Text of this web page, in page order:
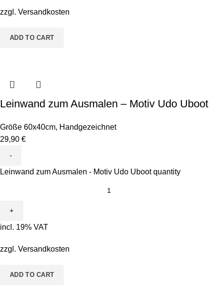
zzgl. Versandkosten
ADD TO CART
Leinwand zum Ausmalen – Motiv Udo Uboot
Größe 60x40cm, Handgezeichnet
29,90 €
Leinwand zum Ausmalen - Motiv Udo Uboot quantity
incl. 19% VAT
zzgl. Versandkosten
ADD TO CART